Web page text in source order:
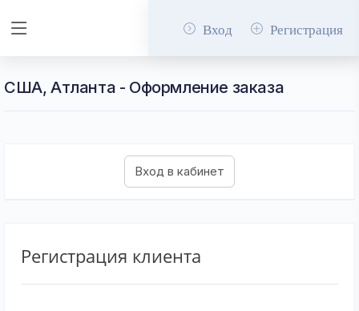
Вход Регистрация
США, Атланта - Оформление заказа
Регистрация клиента